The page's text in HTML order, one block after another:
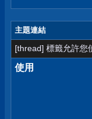
主題連結
[thread] 標籤允許您
使用